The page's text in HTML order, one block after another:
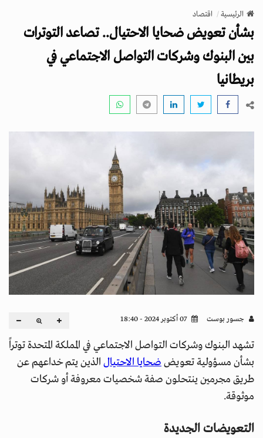
v
i
g
a
t
i
o
الرئيسية اقتصاد
بشأن تعويض ضحايا الاحتيال.. تصاعد التوترات
بين البنوك وشركات التواصل الاجتماعي في
بريطانيا
جسور بوست 07 أكتوبر 2024 - 18:40
تشهد البنوك وشركات التواصل الاجتماعي في المملكة المتحدة توتراً
بشأن مسؤولية تعويضضحايا الاحتيال الذين يتم خداعهم عن
طريق مجرمين ينتحلون صفة شخصيات معروفة أو شركات
موثوقة.
التعويضات الجديدة